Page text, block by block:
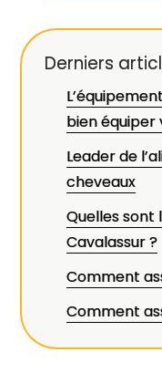
Derniers
bien
Leader de
cheveaux
Quelles
Cavalassur ?
Comment
Comment